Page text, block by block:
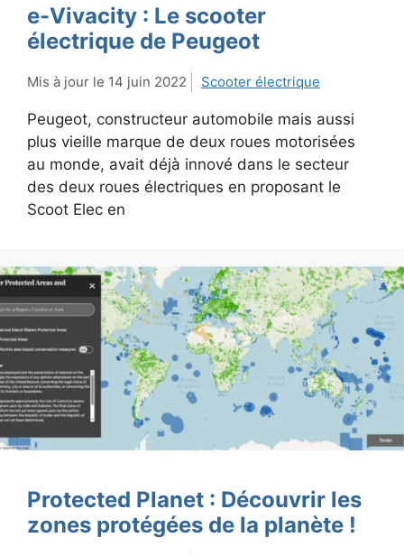
e-Vivacity : Le scooter
électrique de Peugeot
14 juin 2022 Scooter électrique
Peugeot, constructeur automobile mais aussi
plus vieille marque de deux roues motorisées
au monde, avait déjà innové dans le secteur
des deux roues électriques en proposant le
Scoot Elec en
Protected Planet : Découvrir les
zones protégées de la planète !